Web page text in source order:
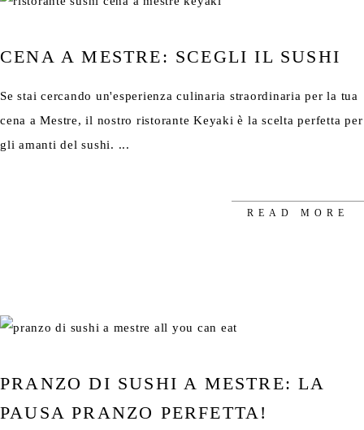
CENA A MESTRE: SCEGLI IL SUSHI
Se stai cercando un'esperienza culinaria straordinaria per la tua
cena a Mestre, il nostro ristorante Keyaki è la scelta perfetta per
gli amanti del sushi.
READ MORE
PRANZO DI SUSHI A MESTRE: LA
PAUSA PRANZO PERFETTA!